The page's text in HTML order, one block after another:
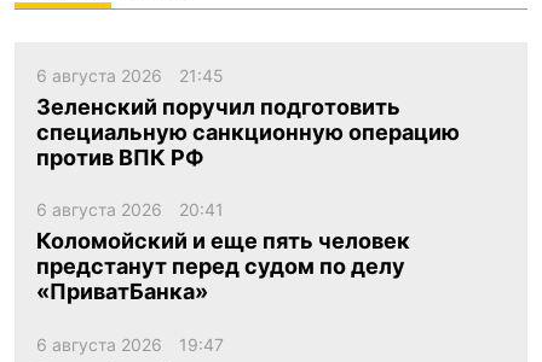
6 августа 2026 21:45
Зеленский поручил подготовить
специальную санкционную операцию
против ВПК РФ
6 августа 2026 20:41
Коломойский и еще пять человек
предстанут перед судом по делу
«ПриватБанка»
6 августа 2026 19:47